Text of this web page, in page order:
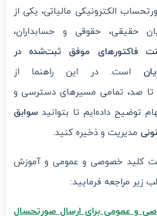
الکترونیکی مالیاتی، یکی از
حقیقی، حقوقی و حسابداران،
فاکتورهای موفق ثبت‌شده در
است. در این راهنما از
صد، تمامی مسیرهای دسترسی و
توضیح داده‌ایم تا بتوانیدسوابق
مدیریت و ذخیره کنید.
کلید خصوصی و عمومی و آموزش
زیر مراجعه فرمایید:
و عمومی برای ارسال صورتحسال